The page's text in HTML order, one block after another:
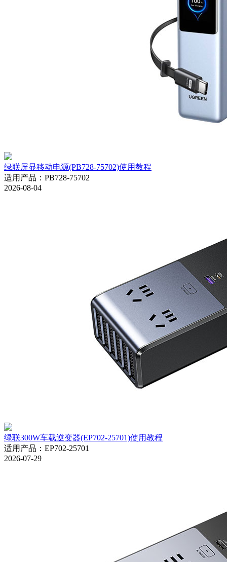
绿联屏显移动电源(PB728-75702)使用教程
适用产品 ： PB728-75702
2026-08-04
绿联300W车载逆变器(EP702-25701)使用教程
适用产品 ： EP702-25701
2026-07-29